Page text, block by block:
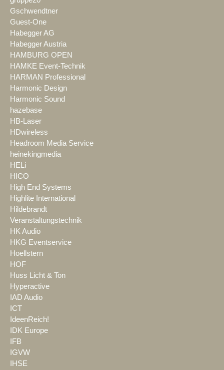
Gschwendtner
Guest-One
Habegger AG
Habegger Austria
HAMBURG OPEN
HAMKE Event-Technik
HARMAN Professional
Harmonic Design
Harmonic Sound
hazebase
HB-Laser
HDwireless
Headroom Media Service
heinekingmedia
HELi
HICO
High End Systems
Highlite International
Hildebrandt
Veranstaltungstechnik
HK Audio
HKG Eventservice
Hoellstern
HOF
Huss Licht & Ton
Hyperactive
IAD Audio
ICT
IdeenReich!
IDK Europe
IFB
IGVW
IHSE